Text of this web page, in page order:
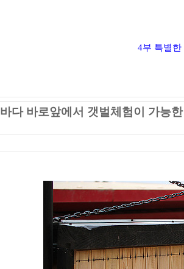
4부 특별한
바다 바로앞에서 갯벌체험이 가능